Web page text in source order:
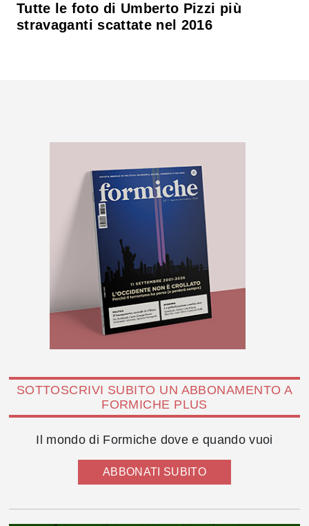
Tutte le foto di Umberto Pizzi più
stravaganti scattate nel 2016
SOTTOSCRIVI SUBITO UN ABBONAMENTO A
FORMICHE PLUS
Il mondo di Formiche dove e quando vuoi
ABBONATI SUBITO